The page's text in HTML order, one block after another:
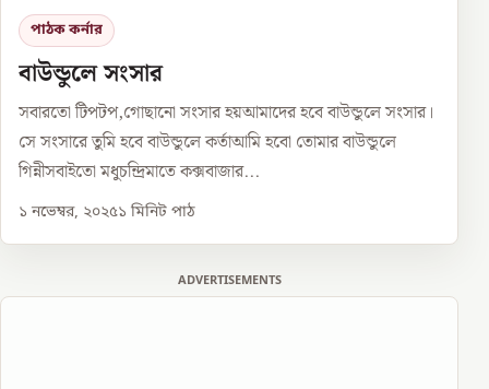
পাঠক কর্নার
বাউন্ডুলে সংসার
সবারতো টিপটপ,গোছানো সংসার হয়আমাদের হবে বাউন্ডুলে সংসার।
সে সংসারে তুমি হবে বাউন্ডুলে কর্তাআমি হবো তোমার বাউন্ডুলে
গিন্নীসবাইতো মধুচন্দ্রিমাতে কক্সবাজার...
১ নভেম্বর, ২০২৫১ মিনিট পাঠ
ADVERTISEMENTS